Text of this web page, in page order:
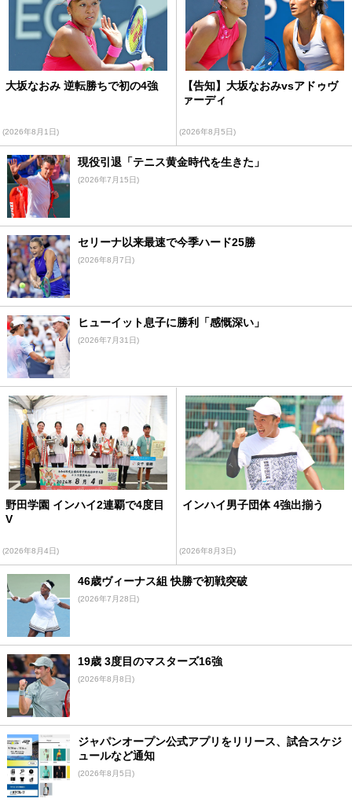
大坂なおみ 逆転勝ちで初の4強
(2026年8月1日)
【告知】大坂なおみvsアドゥヴ
ァーディ
(2026年8月5日)
現役引退「テニス黄金時代を生きた」
(2026年7月15日)
セリーナ以来最速で今季ハード25勝
(2026年8月7日)
ヒューイット息子に勝利「感慨深い」
(2026年7月31日)
野田学園 インハイ2連覇で4度目
V
(2026年8月4日)
インハイ男子団体 4強出揃う
(2026年8月3日)
46歳ヴィーナス組 快勝で初戦突破
(2026年7月28日)
19歳 3度目のマスターズ16強
(2026年8月8日)
ジャパンオープン公式アプリをリリース、試合スケジ
ュールなど通知
(2026年8月5日)